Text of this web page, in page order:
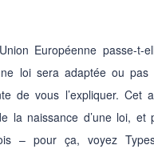
Européenne passe-
loi sera adaptée ou
de vous l’expliquer. Cet
la naissance d’une loi, et
– pour ça, voyez